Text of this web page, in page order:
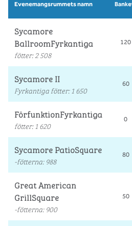
Evenemangsrummets namn
Sycamore
BallroomFyrkantiga
fötter:2 508
120
Sycamore II
Fyrkantiga fötter: 1 650
60
FörfunktionFyrkantiga
fötter: 1 620
0
Sycamore PatioSquare
-fötterna: 988
80
Great American
GrillSquare
-fötterna: 900
50